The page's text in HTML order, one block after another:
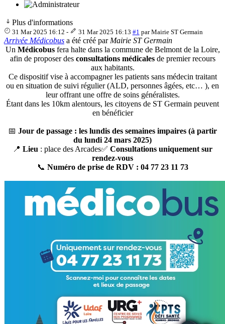
Plus d'informations
31 Mar 2025 16:12 - 31 Mar 2025 16:13 #1 parMairie ST Germain
Arrivée Médicobus a été créé par Mairie ST Germain
Un Médicobusfera halte dans la commune de Belmont de la Loire,
afin de proposer des consultations médicales de premier recours
aux habitants.
Ce dispositif vise à accompagner les patients sans médecin traitant
ou en situation de suivi régulier (ALD, personnes âgées, etc… ), en
leur offrant une offre de soins généralistes.
Étant dans les 10km alentours, les citoyens de ST Germain peuvent
en bénéficier
📅 Jour de passage : les lundis des semaines impaires (à partir
du lundi 24 mars 2025)
📍 Lieu : place des Arcades✅ Consultations uniquement sur
rendez-vous
📞 Numéro de prise de RDV : 04 77 23 11 73